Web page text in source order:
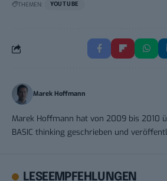
THEMEN: YOUTUBE
Marek Hoffmann
Marek Hoffmann hat von 2009 bis 2010
BASIC thinking geschrieben und
LESEEMPFEHLUNGEN